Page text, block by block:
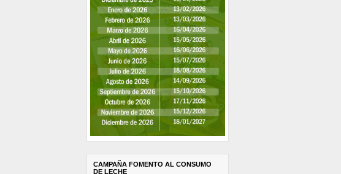
CAMPAÑA FOMENTO AL CONSUMO
DE LECHE